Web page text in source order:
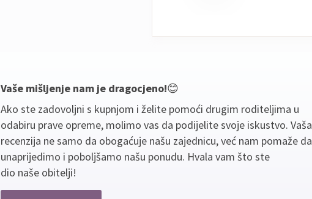
Vaše mišljenje nam je dragocjeno!😊
Ako ste zadovoljni s kupnjom i želite pomoći drugim roditeljima u
odabiru prave opreme, molimo vas da podijelite svoje iskustvo. Vaša
recenzija ne samo da obogaćuje našu zajednicu, već nam pomaže da
unaprijedimo i poboljšamo našu ponudu. Hvala vam što ste
dio naše obitelji!